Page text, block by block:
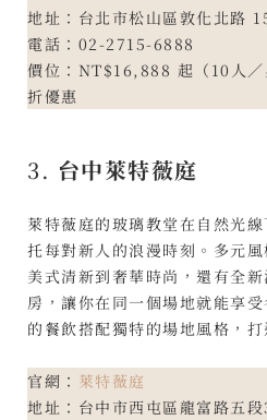
地址：台北市松山區敦化北路
電話：02-2715-6888
價位：NT$16,888 起（10人／
折優惠
3. 台中萊特薇庭
萊特薇庭的玻璃教堂在自然光
托每對新人的浪漫時刻。多元風
美式清新到奢華時尚，還有全
房，讓你在同一個場地就能享
的餐飲搭配獨特的場地風格，
官網： 萊特薇庭
地址：台中市西屯區龍富路五